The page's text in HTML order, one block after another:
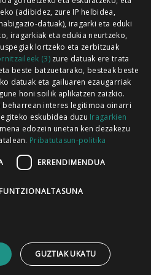
| T. 948638288
garatua
(adibidez, zure IP helbidea,
datuak), iragarki eta eduki
iragarkiak eta edukia neurtzeko,
lortzeko eta zerbitzuak
(3)zure datuak ere trata
beste batzuetarako, besteak beste
datuak eta gailuaren ezaugarriak
honi soilik aplikatzen zaizkio.
interes legitimoa oinarri
eskubidea duzu Iragarkien
edozein unetan ken dezakezu
Pribatutasun-politika
ERRENDIMENDUA
FUNTZIONALTASUNA
GUZTIAK UKATU